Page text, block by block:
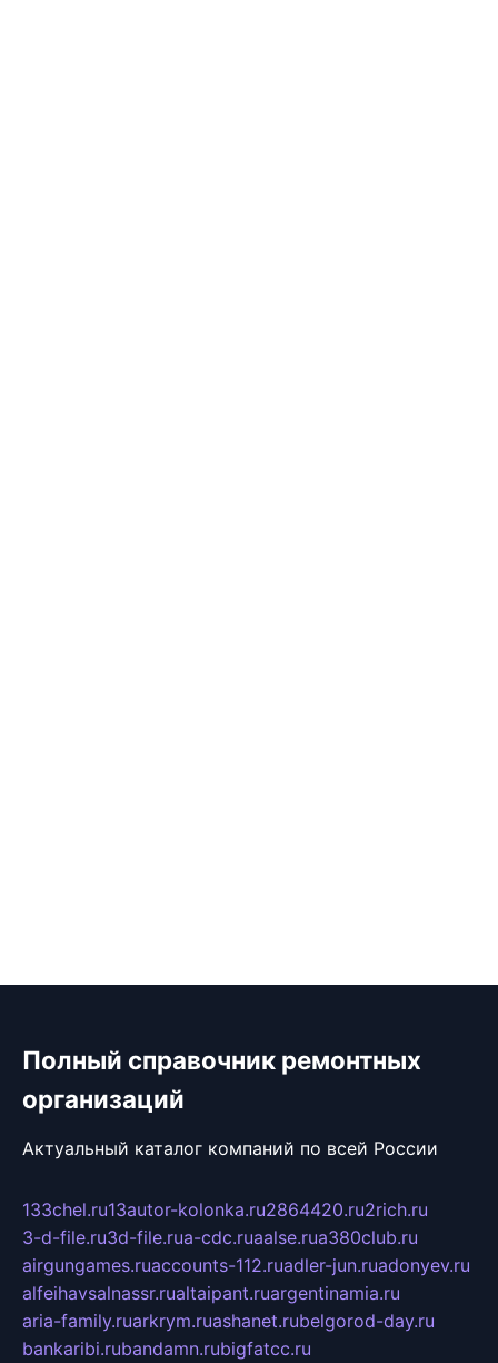
Полный справочник ремонтных
организаций
Актуальный каталог компаний по всей России
133chel.ru13autor-kolonka.ru2864420.ru2rich.ru
3-d-file.ru3d-file.rua-cdc.ruaalse.rua380club.ru
airgungames.ruaccounts-112.ruadler-jun.ruadonyev.ru
alfeihavsalnassr.rualtaipant.ruargentinamia.ru
aria-family.ruarkrym.ruashanet.rubelgorod-day.ru
bankaribi.rubandamn.rubigfatcc.ru